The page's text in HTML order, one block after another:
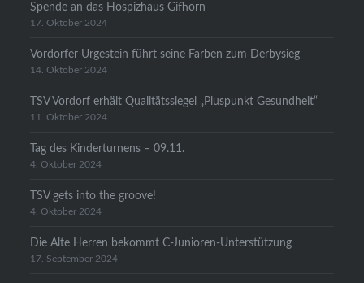
Spende an das Hospizhaus Gifhorn
17. Oktober 2024
Vordorfer Urgestein führt seine Farben zum Derbysieg
14. Oktober 2024
TSV Vordorf erhält Qualitätssiegel „Pluspunkt Gesundheit“
11. Oktober 2024
Tag des Kinderturnens – 09.11.
4. Oktober 2024
TSV gets into the groove!
4. Oktober 2024
Die Alte Herren bekommt C-Junioren-Unterstützung
17. September 2024